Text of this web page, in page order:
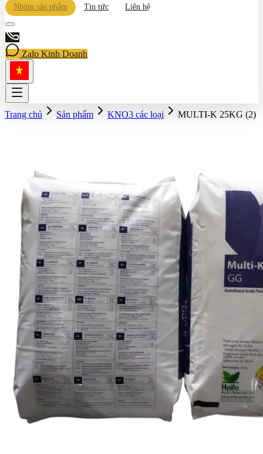
Nhóm sản phẩm
Tin tức Liên hệ
Zalo Kinh Doanh
Trang chủ Sản phẩm KNO3 các loại MULTI-K 25KG (2)